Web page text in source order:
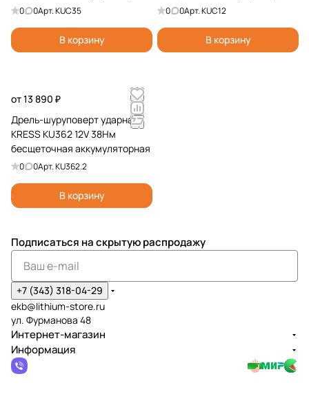
0 0Арт.KUC35
В корзину
0 0Арт.KUC12
В корзину
от 13 890 ₽
Дрель-шуруповерт ударная
KRESS KU362 12V 38Нм
бесщеточная аккумуляторная
0 0Арт.KU362.2
В корзину
Подписаться на скрытую распродажу
+7 (343) 318-04-29
ekb@lithium-store.ru
ул. Фурманова 48
Интернет-магазин
Информация